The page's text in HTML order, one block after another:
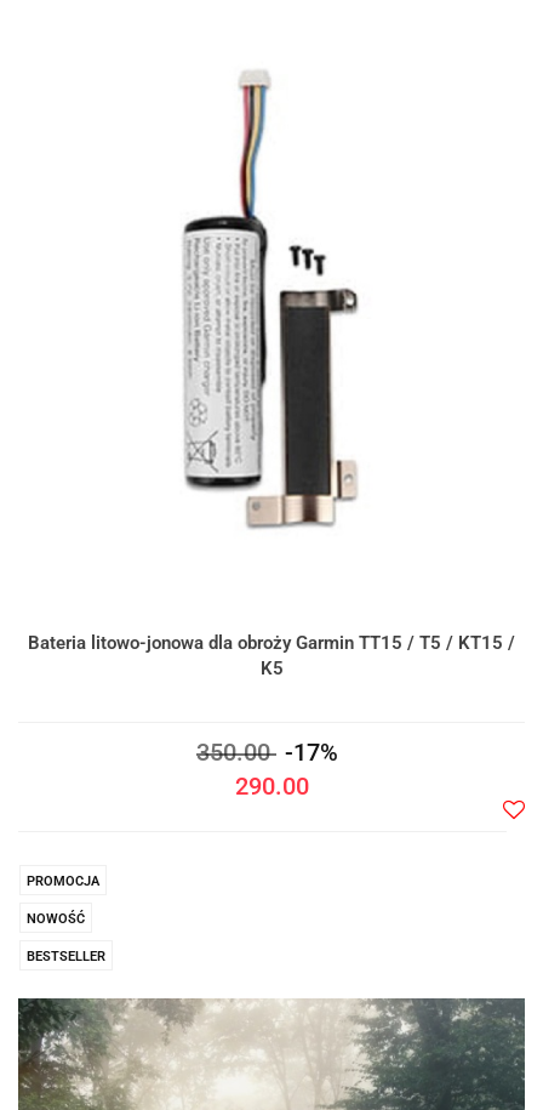
Bateria litowo-jonowa dla obroży Garmin TT15 / T5 / KT15 /
K5
350.00 -17%
290.00
PROMOCJA
NOWOŚĆ
BESTSELLER